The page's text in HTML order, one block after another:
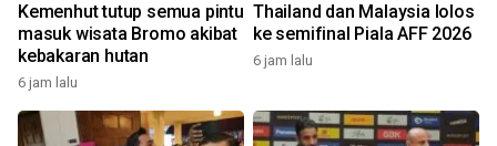
Kemenhut tutup semua pintu
masuk wisata Bromo akibat
kebakaran hutan
6 jam lalu
Thailand dan Malaysia lolos
ke semifinal Piala AFF 2026
6 jam lalu